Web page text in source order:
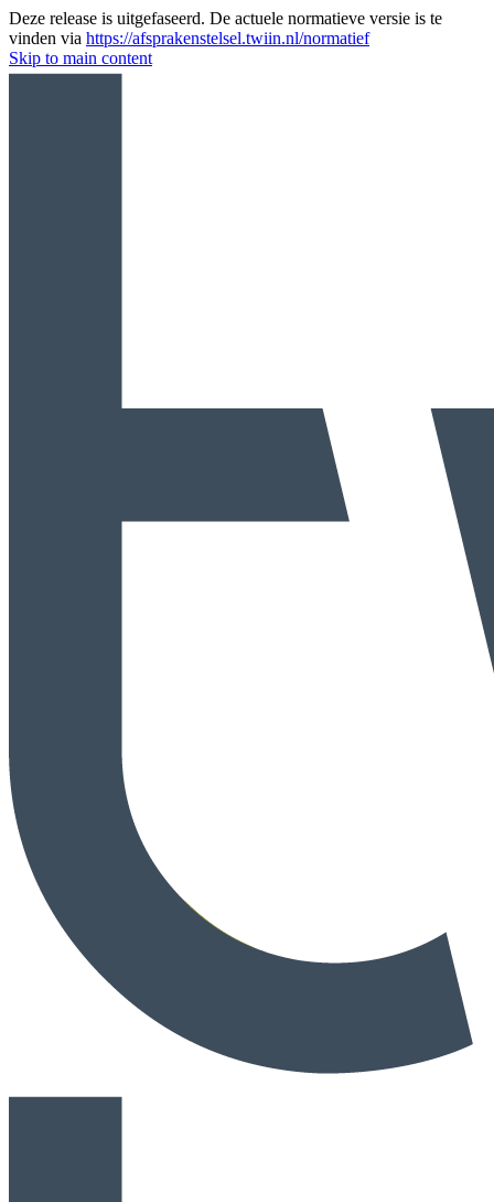
Deze release is uitgefaseerd. De actuele normatieve versie is te
vinden via https://afsprakenstelsel.twiin.nl/normatief
Skip to main content